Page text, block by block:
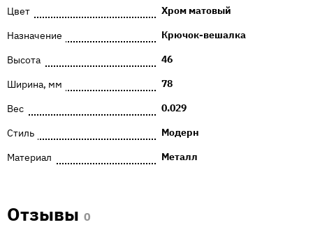
Цвет
Хром матовый
Назначение
Крючок-вешалка
Высота
46
Ширина, мм
78
Вес
0.029
Стиль
Модерн
Материал
Металл
Отзывы 0